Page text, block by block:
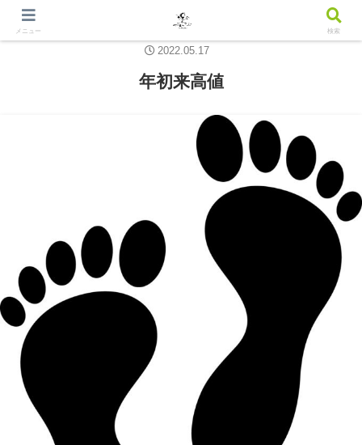
年初来高値
2022.05.17
メニュー 検索